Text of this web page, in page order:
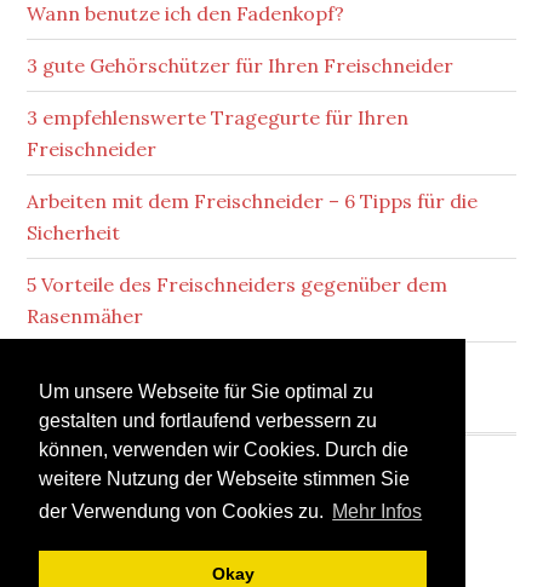
Um unsere Webseite für Sie optimal zu
gestalten und fortlaufend verbessern zu
können, verwenden wir Cookies. Durch die
weitere Nutzung der Webseite stimmen Sie
der Verwendung von Cookies zu. Mehr Infos
Okay
Wann benutze ich den Fadenkopf?
3 gute Gehörschützer für Ihren Freischneider
3 empfehlenswerte Tragegurte für Ihren
Freischneider
Arbeiten mit dem Freischneider – 6 Tipps für die
Sicherheit
5 Vorteile des Freischneiders gegenüber dem
Rasenmäher
Copyright © 2026 · freischneider-test.de